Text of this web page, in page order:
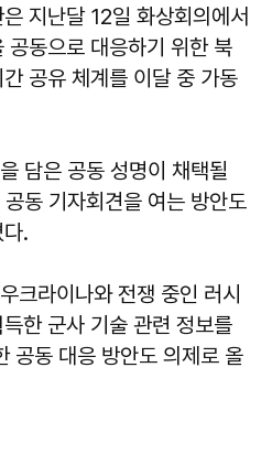
지난달 12일 화상회의에서
공동으로 대응하기 위한 북
공유 체계를 이달 중 가동
담은 공동 성명이 채택될
동 기자회견을 여는 방안도
.
크라이나와 전쟁 중인 러시
한 군사 기술 관련 정보를
공동 대응 방안도 의제로 올